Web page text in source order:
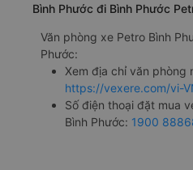
Bình Phước đi Bình Phước
Văn phòng xe Petro Bình
Phước:
Xem địa chỉ văn phòng
https://vexere.com/vi-
Số điện thoại đặt mua
Bình Phước: 1900